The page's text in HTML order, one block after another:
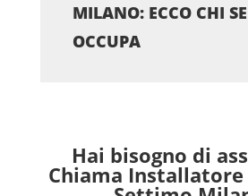
MILANO: ECCO CHI
OCCUPA
Hai bisogno di
Chiama